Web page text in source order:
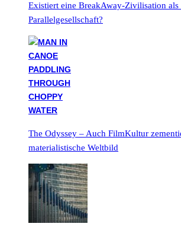
Existiert eine BreakAway-Zivilisation als
Parallelgesellschaft?
The Odyssey – Auch FilmKultur
materialistische Weltbild